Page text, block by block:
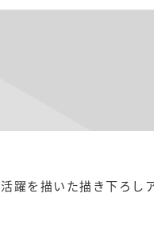
躍を描いた描き下ろし